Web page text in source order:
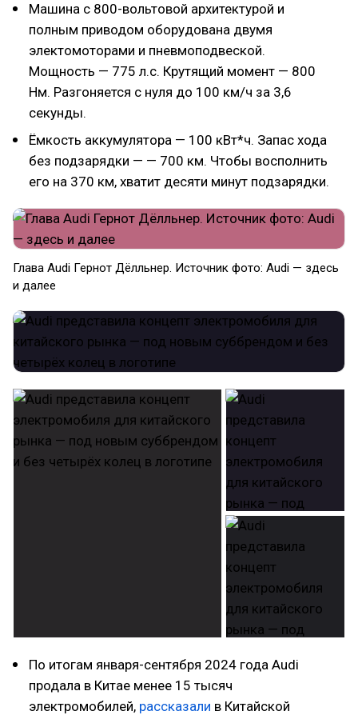
Машина с 800-вольтовой архитектурой и
полным приводом оборудована двумя
электомоторами и пневмоподвеской.
Мощность — 775 л.с. Крутящий момент — 800
Нм. Разгоняется с нуля до 100 км/ч за 3,6
секунды.
Ёмкость аккумулятора — 100 кВт*ч. Запас хода
без подзарядки — — 700 км. Чтобы восполнить
его на 370 км, хватит десяти минут подзарядки.
Глава Audi Гернот Дёлльнер. Источник фото: Audi — здесь
и далее
По итогам января-сентября 2024 года Audi
продала в Китае менее 15 тысяч
электромобилей, рассказали в Китайской